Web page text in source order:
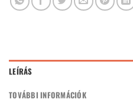
LEÍRÁS
TOVÁBBI INFORMÁCIÓK